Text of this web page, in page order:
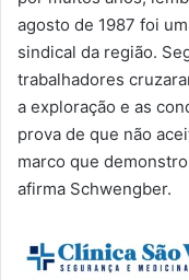
agosto de 1987 foi
sindical da região.
trabalhadores
a exploração e as
prova de que não
marco que
afirma Schwengber.